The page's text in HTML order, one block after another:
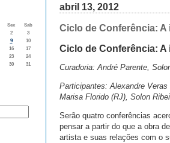
Sex
Sab
2
3
9
10
16
17
23
24
30 31
abril 13, 2012
Ciclo de Conferência:
Ciclo de Conferência:
Curadoria: André Parente,
Participantes: Alexandre
Marisa Florido (RJ), Solon
Serão quatro conferências
pensar a partir do que a obra
artista e suas relações com o